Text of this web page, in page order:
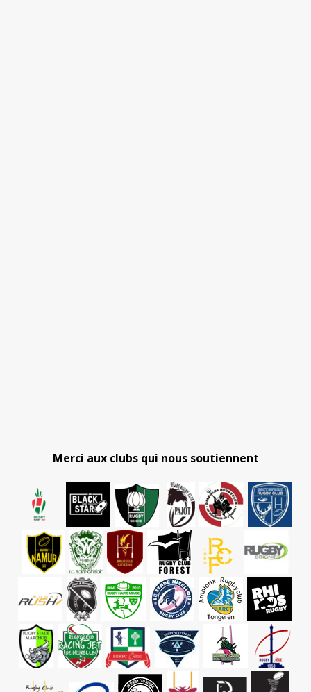
Merci aux clubs qui nous soutiennent